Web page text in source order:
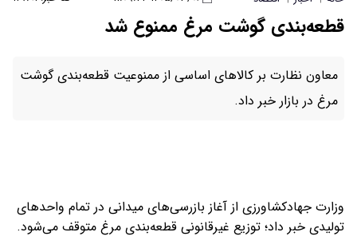
قطعه‌بندی گوشت مرغ ممنوع شد
معاون نظارت بر کالاهای اساسی از ممنوعیت قطعه‌بندی گوشت
مرغ در بازار خبر داد.
وزارت جهادکشاورزی از آغاز بازرسی‌های میدانی در تمام واحدهای
تولیدی خبر داد؛ توزیع غیرقانونی قطعه‌بندی مرغ متوقف می‌شود.